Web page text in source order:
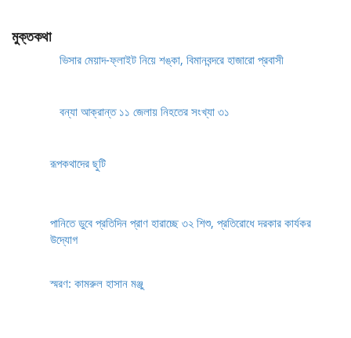
মুক্তকথা
ভিসার মেয়াদ-ফ্লাইট নিয়ে শঙ্কা, বিমানবন্দরে হাজারো প্রবাসী
বন্যা আক্রান্ত ১১ জেলায় নিহতের সংখ্যা ৩১
রূপকথাদের ছুটি
পানিতে ডুবে প্রতিদিন প্রাণ হারাচ্ছে ৩২ শিশু, প্রতিরোধে দরকার কার্যকর
উদ্যোগ
স্মরণ: কামরুল হাসান মঞ্জু